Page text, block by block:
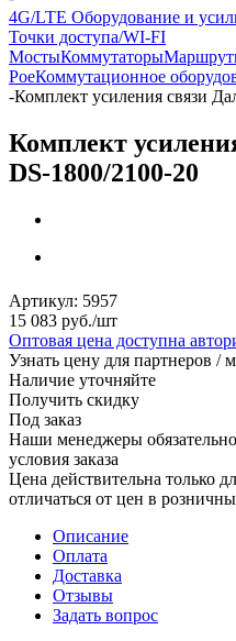
4G/LTE Оборудование и
Точки доступа/WI-FI
МостыКоммутаторы
PoeКоммутационное
-Комплект усиления связи
Комплект
DS-1800/2100-20
Артикул: 5957
15 083 руб./шт
Оптовая цена доступна
Узнать цену для партнеров /
Наличие уточняйте
Получить скидку
Под заказ
Наши менеджеры
условия заказа
Цена действительна только
отличаться от цен в
Описание
Оплата
Доставка
Отзывы
Задать вопрос